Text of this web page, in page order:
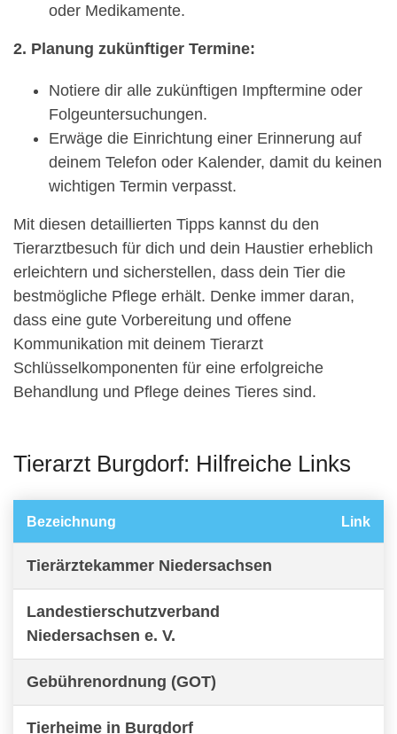
oder Medikamente.
2. Planung zukünftiger Termine:
Notiere dir alle zukünftigen Impftermine oder
Folgeuntersuchungen.
Erwäge die Einrichtung einer Erinnerung auf
deinem Telefon oder Kalender, damit du keinen
wichtigen Termin verpasst.
Mit diesen detaillierten Tipps kannst du den
Tierarztbesuch für dich und dein Haustier erheblich
erleichtern und sicherstellen, dass dein Tier die
bestmögliche Pflege erhält. Denke immer daran,
dass eine gute Vorbereitung und offene
Kommunikation mit deinem Tierarzt
Schlüsselkomponenten für eine erfolgreiche
Behandlung und Pflege deines Tieres sind.
Tierarzt Burgdorf: Hilfreiche Links
Bezeichnung Link
Tierärztekammer Niedersachsen
Landestierschutzverband
Niedersachsen e. V.
Gebührenordnung (GOT)
Tierheime in Burgdorf